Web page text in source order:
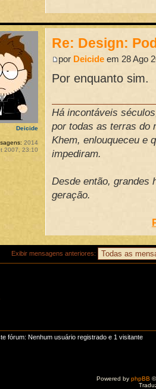
Re: Design:
por Deicide em 28 Ago
Por enquanto sim.
Há incontáveis
por todas as terras do
Khem, enlouqueceu e
impediram.
Desde então, grandes
geração.
Deicide
2014
2007, 23:10
Exibir mensagens anteriores:
fórum: Nenhum usuário registrado e 1 visitante
Powered by phpBB